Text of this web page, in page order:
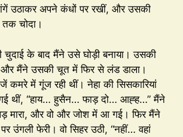
उठाकर अपने कंधों पर रखीं, और उसकी
चोदा।
चुदाई के बाद मैंने उसे घोड़ी बनाया। उसकी
और मैंने उसकी चूत में फिर से लंड डाला।
कमरे में गूंज रही थीं। नेहा की सिसकारियां
थीं, “हाय… हुसैन… फाड़ दो… आह्ह…” मैंने
मारा, और वो और जोश में आ गई। फिर मैंने
उंगली फेरी। वो सिहर उठी, “नहीं… वहां